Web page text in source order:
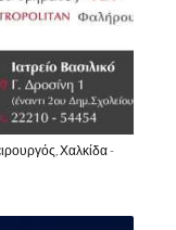
Χαλκίδα -